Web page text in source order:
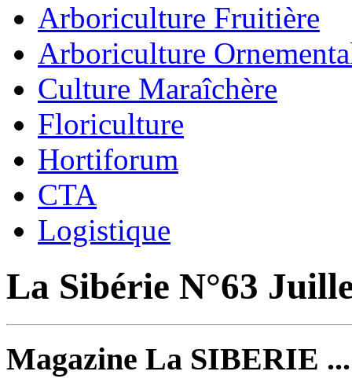
Arboriculture Fruitière
Arboriculture
Culture Maraîchère
Floriculture
Hortiforum
CTA
Logistique
La Sibérie N°63
Magazine La SIBERIE ...